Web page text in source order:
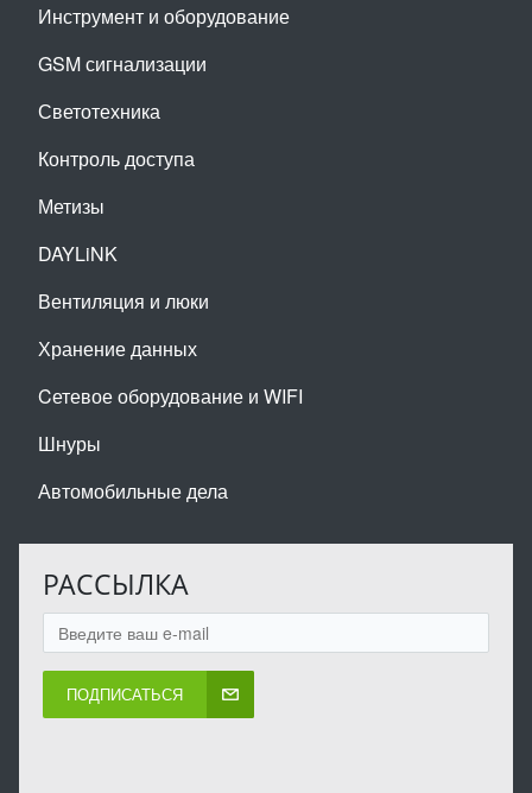
Инструмент и оборудование
GSM сигнализации
Светотехника
Контроль доступа
Метизы
DAYLiNK
Вентиляция и люки
Хранение данных
Cетевое оборудование и WIFI
Шнуры
Автомобильные дела
РАССЫЛКА
ПОДПИСАТЬСЯ